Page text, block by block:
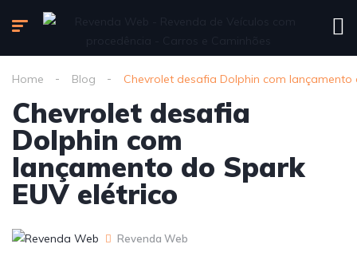
Home Blog Chevrolet desafia Dolphin com lançamento
Chevrolet desafia
Dolphin com
lançamento do Spark
EUV elétrico
Revenda Web